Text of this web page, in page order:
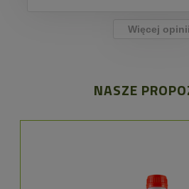
Więcej opinii
NASZE